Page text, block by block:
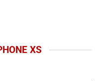
XS